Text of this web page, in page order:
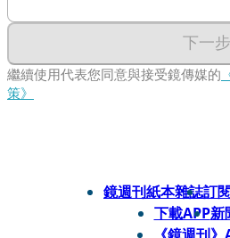
下一步
繼續使用代表您同意與接受鏡傳媒的
策》
鏡週刊紙本雜誌訂
下載APP新